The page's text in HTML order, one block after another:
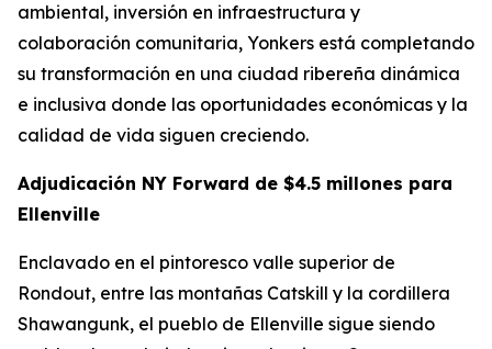
ambiental, inversión en infraestructura y
colaboración comunitaria, Yonkers está completando
su transformación en una ciudad ribereña dinámica
e inclusiva donde las oportunidades económicas y la
calidad de vida siguen creciendo.
Adjudicación NY Forward de $4.5 millones para
Ellenville
Enclavado en el pintoresco valle superior de
Rondout, entre las montañas Catskill y la cordillera
Shawangunk, el pueblo de Ellenville sigue siendo